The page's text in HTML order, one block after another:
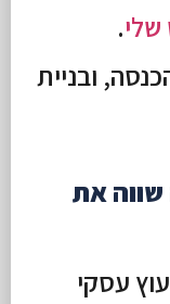
.
ובניית
את
עסקי